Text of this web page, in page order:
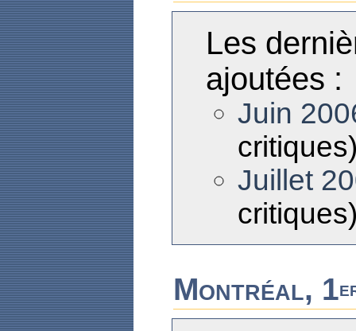
Les
ajoutées :
Juin
Juillet
Montréal, 1